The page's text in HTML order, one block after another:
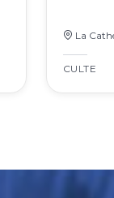
La
CULTE